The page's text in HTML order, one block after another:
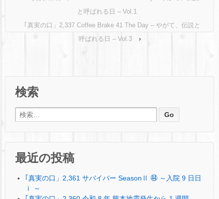
と呼ばれる日 – Vol.1
｢真実の口」2,337 Coffee Brake 41 The Day – やがて、伝説と
呼ばれる日 – Vol.3
›
検索
検索:
最近の投稿
｢真実の口」2,361 サバイバー SeasonⅡ ㊹ ～入院 9 日日
ⅰ ～